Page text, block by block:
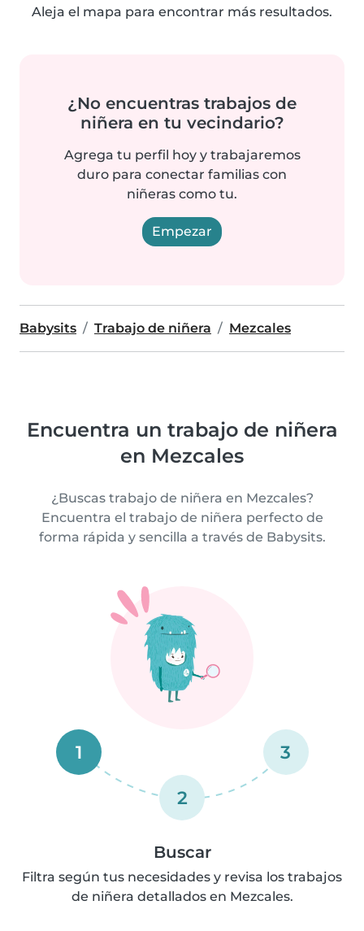
Aleja el mapa para encontrar más resultados.
¿No encuentras trabajos de
niñera en tu vecindario?
Agrega tu perfil hoy y trabajaremos
duro para conectar familias con
niñeras como tu.
Empezar
Babysits Trabajo de niñera Mezcales
Encuentra un trabajo de niñera
en Mezcales
¿Buscas trabajo de niñera en Mezcales?
Encuentra el trabajo de niñera perfecto de
forma rápida y sencilla a través de Babysits.
1
2
3
Buscar
Filtra según tus necesidades y revisa los trabajos
de niñera detallados en Mezcales.